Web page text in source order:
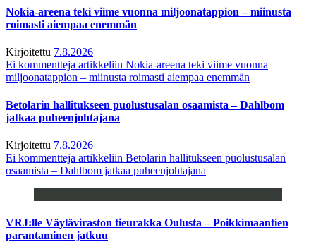
Nokia-areena teki viime vuonna miljoonatappion – miinusta
roimasti aiempaa enemmän
Kirjoitettu 7.8.2026
Ei kommentteja artikkeliin Nokia-areena teki viime vuonna
miljoonatappion – miinusta roimasti aiempaa enemmän
Betolarin hallitukseen puolustusalan osaamista – Dahlbom
jatkaa puheenjohtajana
Kirjoitettu 7.8.2026
Ei kommentteja artikkeliin Betolarin hallitukseen puolustusalan
osaamista – Dahlbom jatkaa puheenjohtajana
VRJ:lle Väyläviraston tieurakka Oulusta – Poikkimaantien
parantaminen jatkuu